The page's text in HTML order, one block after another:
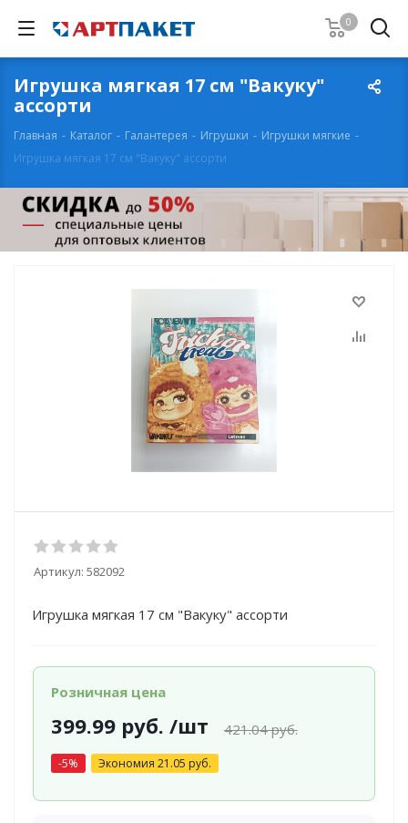
0
Игрушка мягкая 17 см "Вакуку"
ассорти
Главная - Каталог - Галантерея - Игрушки - Игрушки мягкие -
Игрушка мягкая 17 см "Вакуку" ассорти
Артикул: 582092
Игрушка мягкая 17 см "Вакуку" ассорти
Розничная цена
399.99руб. /шт 421.04руб.
-5% Экономия 21.05 руб.